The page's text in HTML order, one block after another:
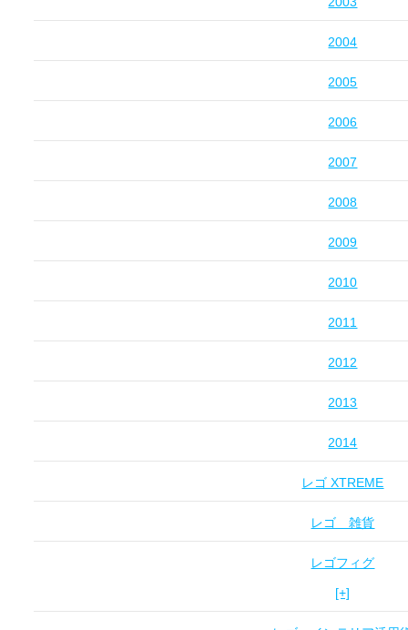
2004
2005
2006
2007
2008
2009
2010
2011
2012
2013
2014
レゴ XTREME
レゴ 雑貨
レゴフィグ
[+]